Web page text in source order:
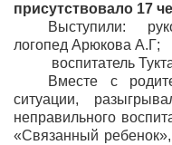
присутствовало 17
Выступили:
логопед Арюкова А.Г;
воспитатель
Вместе с
ситуации,
неправильного
«Связанный